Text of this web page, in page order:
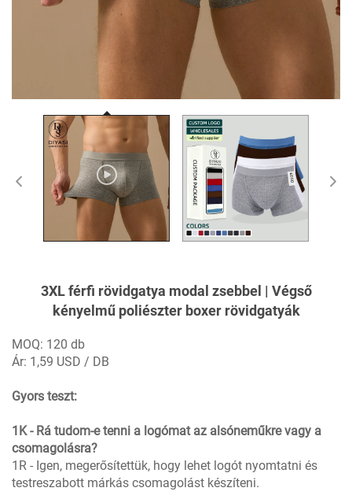
3XL férfi rövidgatya modal zsebbel | Végső
kényelmű poliészter boxer rövidgatyák
MOQ: 120 db
Ár: 1,59 USD / DB
Gyors teszt:
1K - Rá tudom-e tenni a logómat az alsóneműkre vagy a
csomagolásra?
1R - Igen, megerősítettük, hogy lehet logót nyomtatni és
testreszabott márkás csomagolást készíteni.